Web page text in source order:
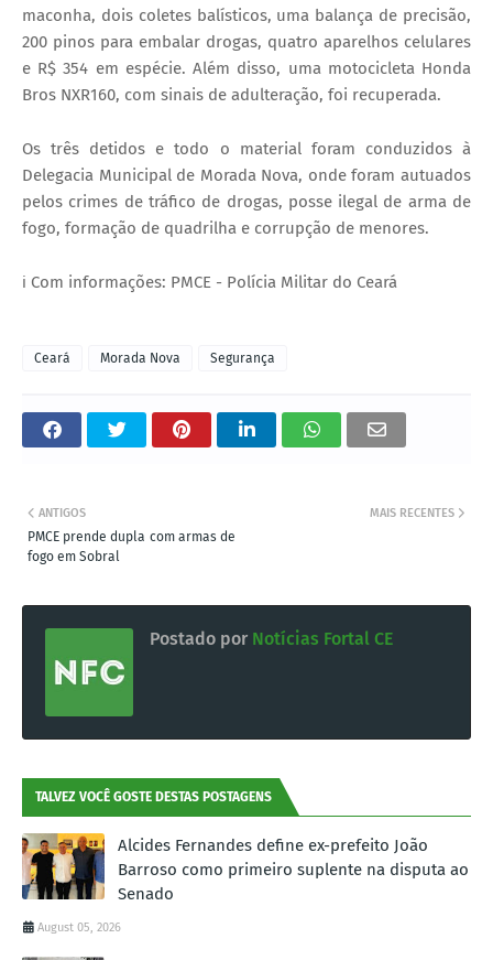
maconha, dois coletes balísticos, uma balança de precisão,
200 pinos para embalar drogas, quatro aparelhos celulares
e R$ 354 em espécie. Além disso, uma motocicleta Honda
Bros NXR160, com sinais de adulteração, foi recuperada.
Os três detidos e todo o material foram conduzidos à
Delegacia Municipal de Morada Nova, onde foram autuados
pelos crimes de tráfico de drogas, posse ilegal de arma de
fogo, formação de quadrilha e corrupção de menores.
ℹ️ Com informações: PMCE - Polícia Militar do Ceará
Ceará Morada Nova Segurança
MAIS RECENTES
ANTIGOS
PMCE prende dupla com armas de
fogo em Sobral
Postado por Notícias Fortal CE
TALVEZ VOCÊ GOSTE DESTAS POSTAGENS
Alcides Fernandes define ex-prefeito João
Barroso como primeiro suplente na disputa ao
Senado
August 05, 2026